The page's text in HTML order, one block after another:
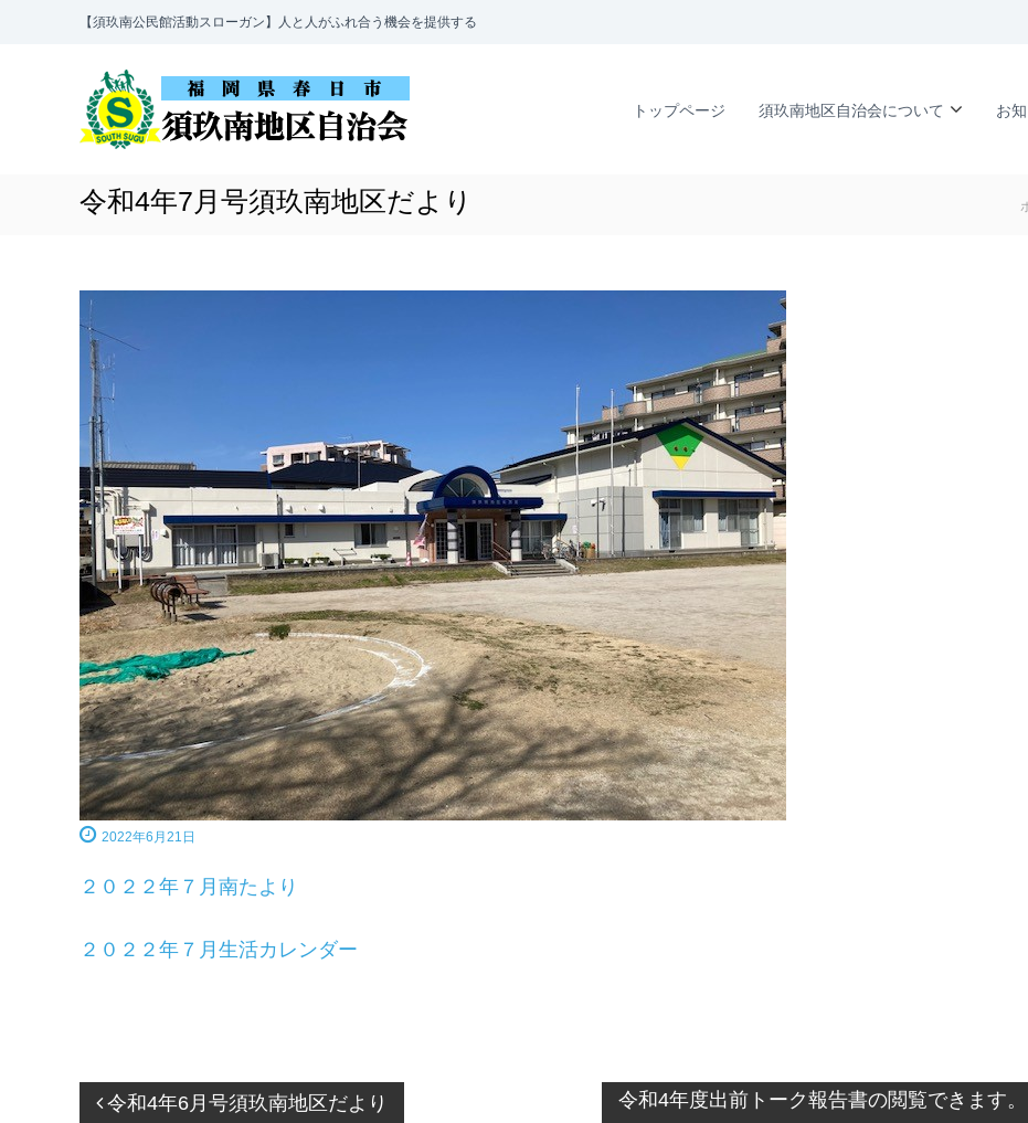
【須玖南公民館活動スローガン】人と人がふれ合う機会を提供する
自
市
玖
会
の
ホ
ー
ム
ペ
ー
ジ
で
す
トップページ 須玖南地区自治会について お
令和4年7月号須玖南地区だより
2022年6月21日
２０２２年７月南たより
２０２２年７月生活カレンダー
投 令和4年6月号須玖南地区だより 令和4年度出前トーク報告書の閲覧できます。